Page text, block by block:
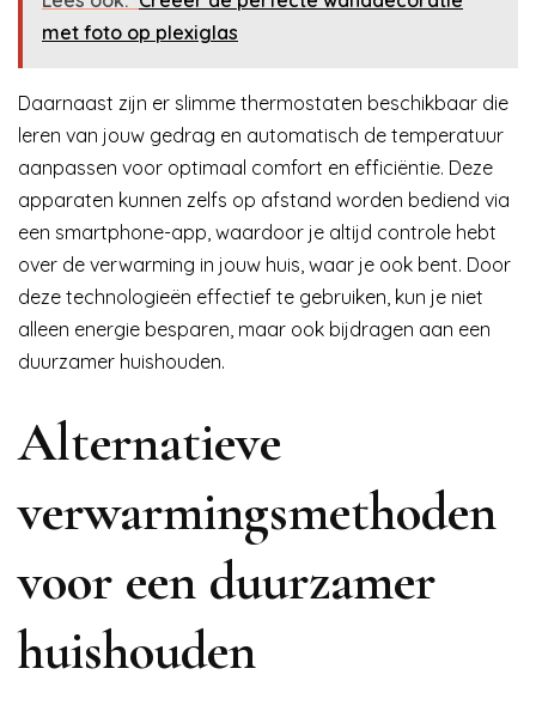
met foto op plexiglas
Daarnaast zijn er slimme thermostaten beschikbaar die
leren van jouw gedrag en automatisch de temperatuur
aanpassen voor optimaal comfort en efficiëntie. Deze
apparaten kunnen zelfs op afstand worden bediend via
een smartphone-app, waardoor je altijd controle hebt
over de verwarming in jouw huis, waar je ook bent. Door
deze technologieën effectief te gebruiken, kun je niet
alleen energie besparen, maar ook bijdragen aan een
duurzamer huishouden.
Alternatieve
verwarmingsmethoden
voor een duurzamer
huishouden